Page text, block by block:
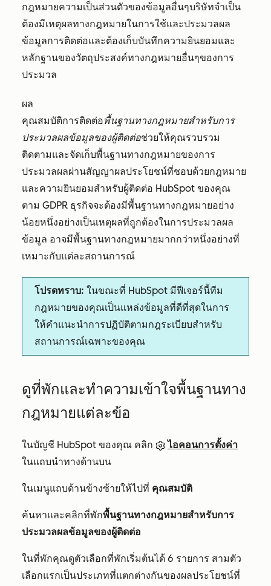
กฎหมายความเป็นส่วนตัวของข้อมูลอื่นๆบริษัทจำเป็น
ต้องมีเหตุผลทางกฎหมายในการใช้และประมวลผล
ข้อมูลการติดต่อและต้องเก็บบันทึกความยินยอมและ
หลักฐานของวัตถุประสงค์ทางกฎหมายอื่นๆของการ
ประมวล
ผล
คุณสมบัติการติดต่อพื้นฐานทางกฎหมายสำหรับการ
ประมวลผลข้อมูลของผู้ติดต่อช่วยให้คุณรวบรวม
ติดตามและจัดเก็บพื้นฐานทางกฎหมายของการ
ประมวลผลผ่านสัญญาผลประโยชน์ที่ชอบด้วยกฎหมาย
และความยินยอมสำหรับผู้ติดต่อ HubSpot ของคุณ
ตาม GDPR ธุรกิจจะต้องมีพื้นฐานทางกฎหมายอย่าง
น้อยหนึ่งอย่างเป็นเหตุผลที่ถูกต้องในการประมวลผล
ข้อมูล อาจมีพื้นฐานทางกฎหมายมากกว่าหนึ่งอย่างที่
เหมาะกับแต่ละสถานการณ์
โปรดทราบ: ในขณะที่ HubSpot มีฟีเจอร์นี้ทีม
กฎหมายของคุณเป็นแหล่งข้อมูลที่ดีที่สุดในการ
ให้คำแนะนำการปฏิบัติตามกฎระเบียบสำหรับ
สถานการณ์เฉพาะของคุณ
ดูที่พักและทำความเข้าใจพื้นฐานทาง
กฎหมายแต่ละข้อ
ในบัญชี HubSpot ของคุณ คลิก
ไอคอนการตั้งค่า
ในแถบนำทางด้านบน
ในเมนูแถบด้านข้างซ้ายให้ไปที่ คุณสมบัติ
ค้นหาและคลิกที่พักพื้นฐานทางกฎหมายสำหรับการ
ประมวลผลข้อมูลของผู้ติดต่อ
ในที่พักคุณดูตัวเลือกที่พักเริ่มต้นได้ 6 รายการ สามตัว
เลือกแรกเป็นประเภทที่แตกต่างกันของผลประโยชน์ที่